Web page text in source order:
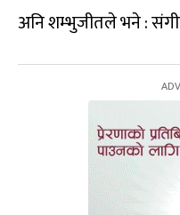
अनि शम्भुजीतले भने :